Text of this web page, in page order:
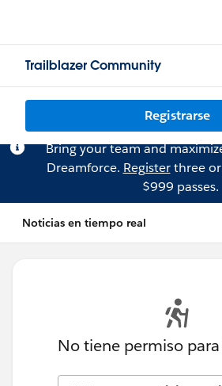
Trailblazer Community
Registrarse
Bring your team and
Dreamforce. Registerthree
$999 passes.
Noticias en tiempo real
No tiene permiso para